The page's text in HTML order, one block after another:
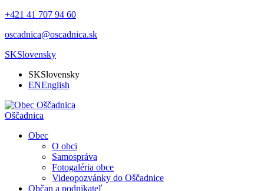
+421 41 707 94 60
oscadnica@oscadnica.sk
SKSlovensky
SKSlovensky
ENEnglish
Oščadnica
Obec
O obci
Samospráva
Fotogaléria obce
Videopozvánky do Oščadnice
Občan a podnikateľ